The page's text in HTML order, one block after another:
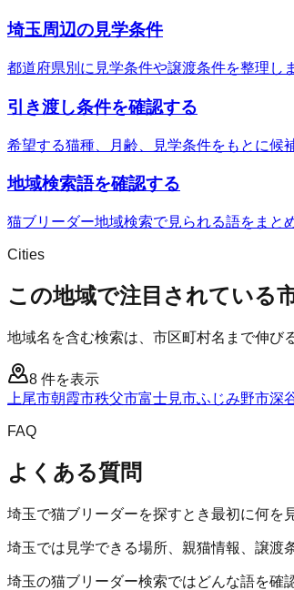
埼玉周辺の見学条件
都道府県別に見学条件や譲渡条件を整理し
引き渡し条件を確認する
希望する猫種、月齢、見学条件をもとに候
地域検索語を確認する
猫ブリーダー地域検索で見られる語をまと
Cities
この地域で注目されている
地域名を含む検索は、市区町村名まで伸び
8 件を表示
上尾市朝霞市秩父市富士見市ふじみ野市深
FAQ
よくある質問
埼玉で猫ブリーダーを探すとき最初に何を
埼玉では見学できる場所、親猫情報、譲渡
埼玉の猫ブリーダー検索ではどんな語を確